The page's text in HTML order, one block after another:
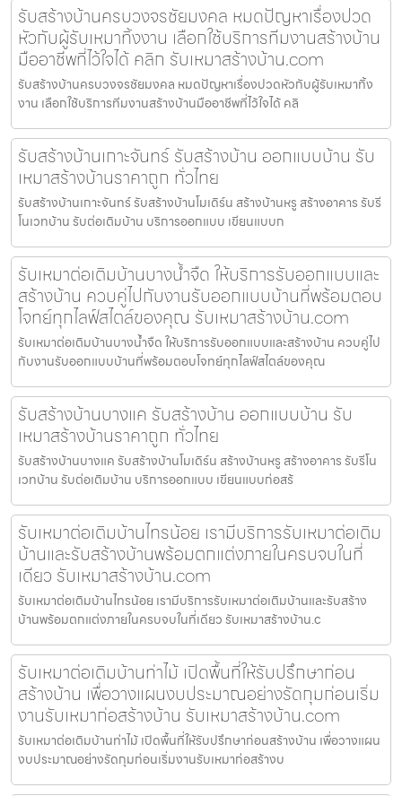
รับสร้างบ้านครบวงจรชัยมงคล หมดปัญหาเรื่องปวด
หัวกับผู้รับเหมาทิ้งงาน เลือกใช้บริการทีมงานสร้างบ้าน
มืออาชีพที่ไว้ใจได้ คลิก รับเหมาสร้างบ้าน.com
รับสร้างบ้านครบวงจรชัยมงคล หมดปัญหาเรื่องปวดหัวกับผู้รับเหมาทิ้ง
งาน เลือกใช้บริการทีมงานสร้างบ้านมืออาชีพที่ไว้ใจได้ คลิ
รับสร้างบ้านเกาะจันทร์ รับสร้างบ้าน ออกแบบบ้าน รับ
เหมาสร้างบ้านราคาถูก ทั่วไทย
รับสร้างบ้านเกาะจันทร์ รับสร้างบ้านโมเดิร์น สร้างบ้านหรู สร้างอาคาร รับรี
โนเวทบ้าน รับต่อเติมบ้าน บริการออกแบบ เขียนแบบก
รับเหมาต่อเติมบ้านบางน้ำจืด ให้บริการรับออกแบบและ
สร้างบ้าน ควบคู่ไปกับงานรับออกแบบบ้านที่พร้อมตอบ
โจทย์ทุกไลฟ์สไตล์ของคุณ รับเหมาสร้างบ้าน.com
รับเหมาต่อเติมบ้านบางน้ำจืด ให้บริการรับออกแบบและสร้างบ้าน ควบคู่ไป
กับงานรับออกแบบบ้านที่พร้อมตอบโจทย์ทุกไลฟ์สไตล์ของคุณ
รับสร้างบ้านบางแค รับสร้างบ้าน ออกแบบบ้าน รับ
เหมาสร้างบ้านราคาถูก ทั่วไทย
รับสร้างบ้านบางแค รับสร้างบ้านโมเดิร์น สร้างบ้านหรู สร้างอาคาร รับรีโน
เวทบ้าน รับต่อเติมบ้าน บริการออกแบบ เขียนแบบก่อสร้
รับเหมาต่อเติมบ้านไทรน้อย เรามีบริการรับเหมาต่อเติม
บ้านและรับสร้างบ้านพร้อมตกแต่งภายในครบจบในที่
เดียว รับเหมาสร้างบ้าน.com
รับเหมาต่อเติมบ้านไทรน้อย เรามีบริการรับเหมาต่อเติมบ้านและรับสร้าง
บ้านพร้อมตกแต่งภายในครบจบในที่เดียว รับเหมาสร้างบ้าน.c
รับเหมาต่อเติมบ้านท่าไม้ เปิดพื้นที่ให้รับปรึกษาก่อน
สร้างบ้าน เพื่อวางแผนงบประมาณอย่างรัดกุมก่อนเริ่ม
งานรับเหมาก่อสร้างบ้าน รับเหมาสร้างบ้าน.com
รับเหมาต่อเติมบ้านท่าไม้ เปิดพื้นที่ให้รับปรึกษาก่อนสร้างบ้าน เพื่อวางแผน
งบประมาณอย่างรัดกุมก่อนเริ่มงานรับเหมาก่อสร้างบ